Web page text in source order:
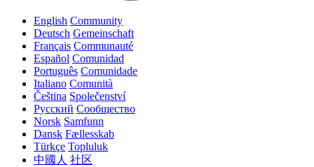
English Community
Deutsch Gemeinschaft
Français Communauté
Español Comunidad
Português Comunidade
Italiano Comunità
Čeština Společenství
Русский Сообщество
Norsk Samfunn
Dansk Fællesskab
Türkçe Topluluk
中國人 社区